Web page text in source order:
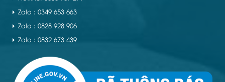
Zalo : 0349 653 663
Zalo : 0828 928 906
Zalo : 0832 673 439